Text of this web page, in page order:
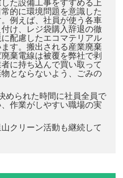
的に環境問題を意識した
例えば、社員が使う各車
け、レジ袋購入辞退の徹
配慮したエコマテリアル
す。搬出される産業廃棄
棄電線は被覆を弊社で剥
に持ち込んで買い取って
とならないよう、ごみの
められた時間に社員全員で
作業がしやすい職場の実
クリーン活動も継続して